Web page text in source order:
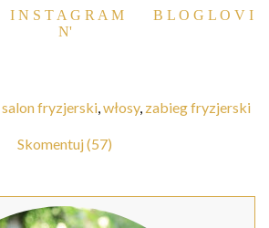
I N S T A G R A M
B L O G L O V I
N'
salon fryzjerski,włosy, zabieg fryzjerski
Skomentuj (57)